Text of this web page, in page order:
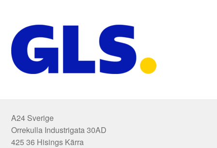
A24 Sverige
Orrekulla Industrigata 30AD
425 36 Hisings Kärra